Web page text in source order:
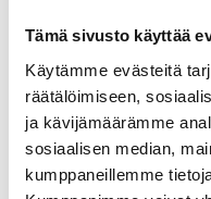
Tämä sivusto käyttää
Käytämme evästeitä
räätälöimiseen,
ja kävijämäärämme
sosiaalisen median,
kumppaneillemme
stärkas på bästa sätt.
Foto: Suomiareena/MTV3
Fakta